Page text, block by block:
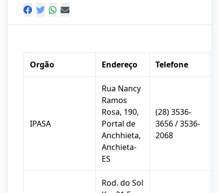
Orgão Endereço Telefone
IPASA
Rua Nancy
Ramos
Rosa, 190,
Portal de
Anchhieta,
Anchieta-
ES
(28) 3536-
3656 / 3536-
2068
Rod. do Sol